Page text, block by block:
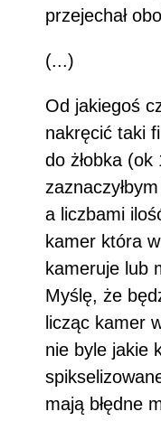
przejechał
(...)
Od jakiegoś
nakręcić taki
do żłobka
a liczbami
kamer która
kameruje lub
Myślę, że
licząc kamer
nie byle jakie
mają błędne